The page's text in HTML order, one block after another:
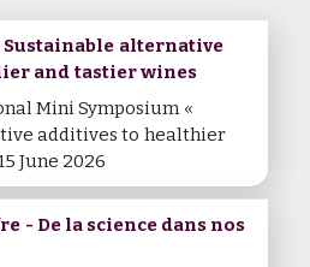
Sustainable alternative
and tastier wines
Mini Symposium «
additives to healthier
June 2026
- De la science dans nos